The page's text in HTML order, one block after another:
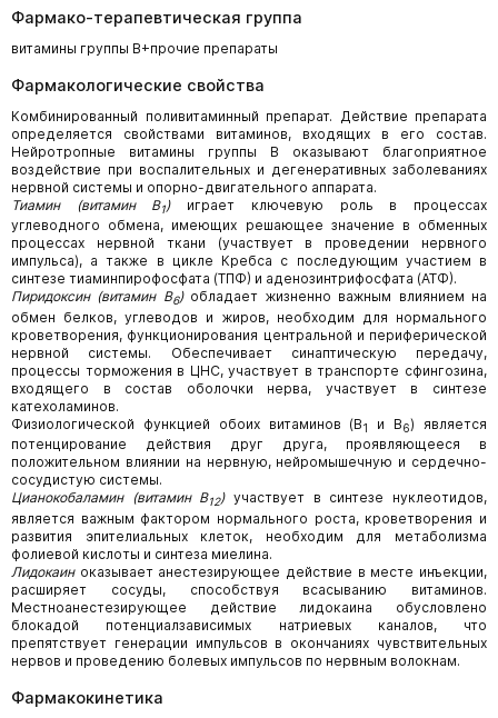
Фармако-терапевтическая группа
витамины группы B+прочие препараты
Фармакологические свойства
Комбинированный поливитаминный препарат. Действие препарата
определяется свойствами витаминов, входящих в его состав.
Нейротропные витамины группы В оказывают благоприятное
воздействие при воспалительных и дегенеративных заболеваниях
нервной системы и опорно-двигательного аппарата.
Тиамин (витамин B1)играет ключевую роль в процессах
углеводного обмена, имеющих решающее значение в обменных
процессах нервной ткани (участвует в проведении нервного
импульса), а также в цикле Кребса с последующим участием в
синтезе тиаминпирофосфата (ТПФ) и аденозинтрифосфата (АТФ).
Пиридоксин (витамин В6)обладает жизненно важным влиянием на
обмен белков, углеводов и жиров, необходим для нормального
кроветворения, функционирования центральной и периферической
нервной системы. Обеспечивает синаптическую передачу,
процессы торможения в ЦНС, участвует в транспорте сфингозина,
входящего в состав оболочки нерва, участвует в синтезе
катехоламинов.
Физиологической функцией обоих витаминов (В1 и В6) является
потенцирование действия друг друга, проявляющееся в
положительном влиянии на нервную, нейромышечную и сердечно-
сосудистую системы.
Цианокобаламин (витамин В12)участвует в синтезе нуклеотидов,
является важным фактором нормального роста, кроветворения и
развития эпителиальных клеток, необходим для метаболизма
фолиевой кислоты и синтеза миелина.
Лидокаиноказывает анестезирующее действие в месте инъекции,
расширяет сосуды, способствуя всасыванию витаминов.
Местноанестезирующее действие лидокаина обусловлено
блокадой потенциалзависимых натриевых каналов, что
препятствует генерации импульсов в окончаниях чувствительных
нервов и проведению болевых импульсов по нервным волокнам.
Фармакокинетика